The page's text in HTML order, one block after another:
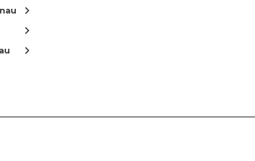
chevron_right
chevron_right
chevron_right